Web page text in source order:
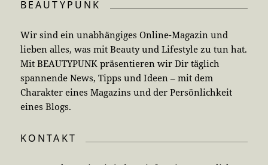
BEAUTYPUNK
Wir sind ein unabhängiges Online-Magazin und
lieben alles, was mit Beauty und Lifestyle zu tun hat.
Mit BEAUTYPUNK präsentieren wir Dir täglich
spannende News, Tipps und Ideen – mit dem
Charakter eines Magazins und der Persönlichkeit
eines Blogs.
KONTAKT